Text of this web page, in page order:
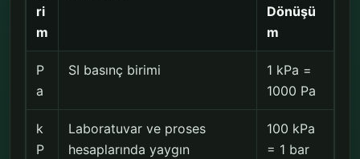
ri
m
Dönüşü
m
P
a
SI basınç birimi
1 kPa =
1000 Pa
k
P
Laboratuvar ve proses
hesaplarında yaygın
100 kPa
= 1 bar